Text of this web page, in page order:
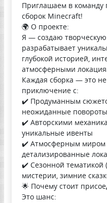
Приглашаем в
сборок Minecraft!
🌍 О проекте:
Я — создаю творческую
разрабатывает
глубокой историей,
атмосферными
Каждая сборка — это
приключение с:
✔️ Продуманным
неожиданные повороты
✔️ Авторскими
уникальные ивенты
✔️ Атмосферным миром
детализированные
✔️ Сезонной тематикой
мистерии, зимние
🌟 Почему стоит
Это шанс: